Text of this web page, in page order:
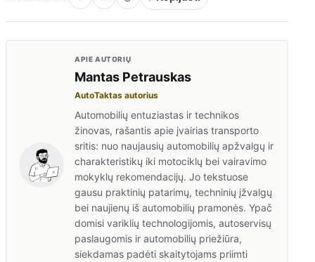
APIE AUTORIŲ
Mantas Petrauskas
AutoTaktas autorius
Automobilių entuziastas ir technikos
žinovas, rašantis apie įvairias transporto
sritis: nuo naujausių automobilių apžvalgų ir
charakteristikų iki motociklų bei vairavimo
mokyklų rekomendacijų. Jo tekstuose
gausu praktinių patarimų, techninių įžvalgų
bei naujienų iš automobilių pramonės. Ypač
domisi variklių technologijomis, autoservisų
paslaugomis ir automobilių priežiūra,
siekdamas padėti skaitytojams priimti